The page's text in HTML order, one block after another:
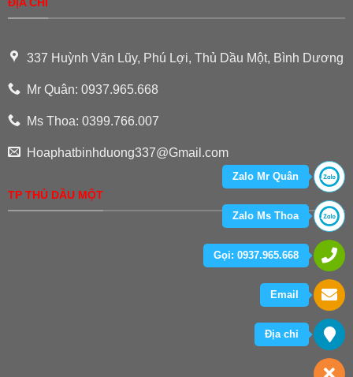
337 Huỳnh Văn Lũy, Phú Lợi, Thủ Dầu Một, Bình Dương
Mr Quân: 0937.965.668
Ms Thoa: 0399.766.007
Hoaphatbinhduong337@Gmail.com
TP THỦ DẦU MỘT
Zalo Mr Quân
Zalo Ms Thoa
Gọi: 0937.965.668
Email
Địa chỉ